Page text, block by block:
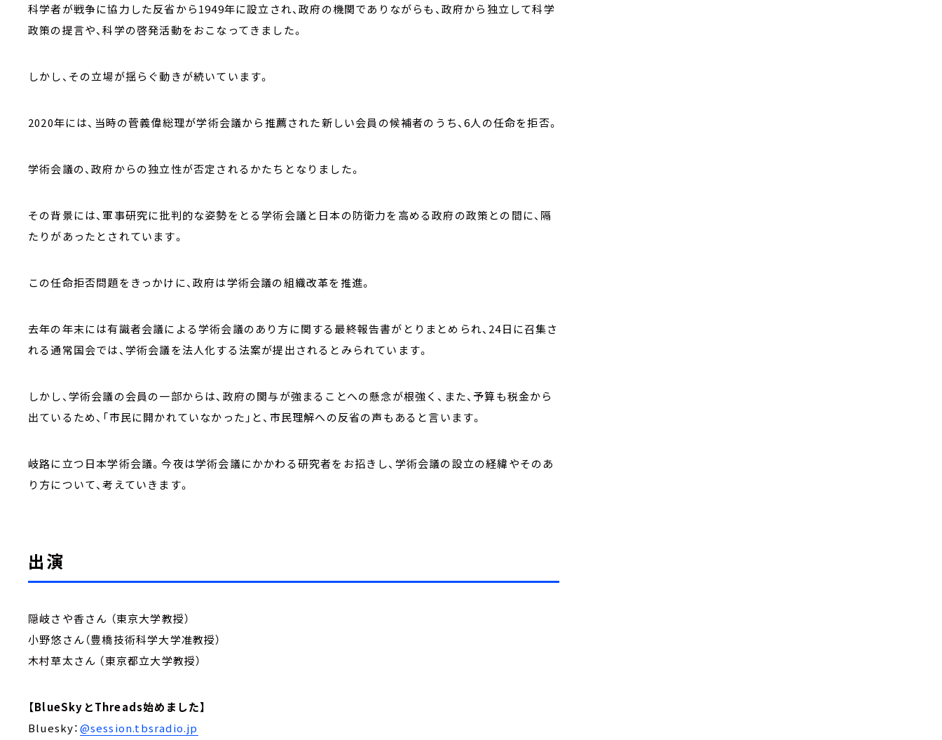
科学者が戦争に協力した反省から1949年に設立され、政府の機関でありながらも、政府から独立して科学
政策の提言や、科学の啓発活動をおこなってきました。
しかし、その立場が揺らぐ動きが続いています。
2020年には、当時の菅義偉総理が学術会議から推薦された新しい会員の候補者のうち、6人の任命を拒否。
学術会議の、政府からの独立性が否定されるかたちとなりました。
その背景には、軍事研究に批判的な姿勢をとる学術会議と日本の防衛力を高める政府の政策との間に、隔
たりがあったとされています。
この任命拒否問題をきっかけに、政府は学術会議の組織改革を推進。
去年の年末には有識者会議による学術会議のあり方に関する最終報告書がとりまとめられ、24日に召集さ
れる通常国会では、学術会議を法人化する法案が提出されるとみられています。
しかし、学術会議の会員の一部からは、政府の関与が強まることへの懸念が根強く、また、予算も税金から
出ているため、「市民に開かれていなかった」と、市民理解への反省の声もあると言います。
岐路に立つ日本学術会議。今夜は学術会議にかかわる研究者をお招きし、学術会議の設立の経緯やそのあ
り方について、考えていきます。
出演
隠岐さや香さん （東京大学教授）
小野悠さん（豊橋技術科学大学准教授）
木村草太さん （東京都立大学教授）
【BlueSkyとThreads始めました】
Bluesky：@session.tbsradio.jp